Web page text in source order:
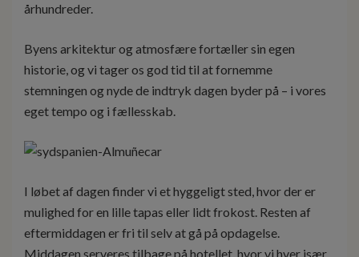
århundreder.
Byens arkitektur og atmosfære fortæller sin egen
historie, og vi tager os god tid til at fornemme
stemningen og nyde de indtryk dagen byder på – i vores
eget tempo og i fællesskab.
I løbet af dagen finder vi et hyggeligt sted, hvor der er
mulighed for en lille tapas eller lidt frokost. Resten af
eftermiddagen er fri til selv at gå på opdagelse.
Middagen serveres tilbage på hotellet, hvor vi hver især